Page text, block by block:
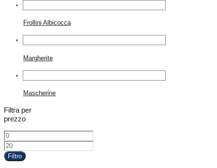
Frollini Albicocca
Margherite
Mascherine
Filtra per
prezzo
Filtro